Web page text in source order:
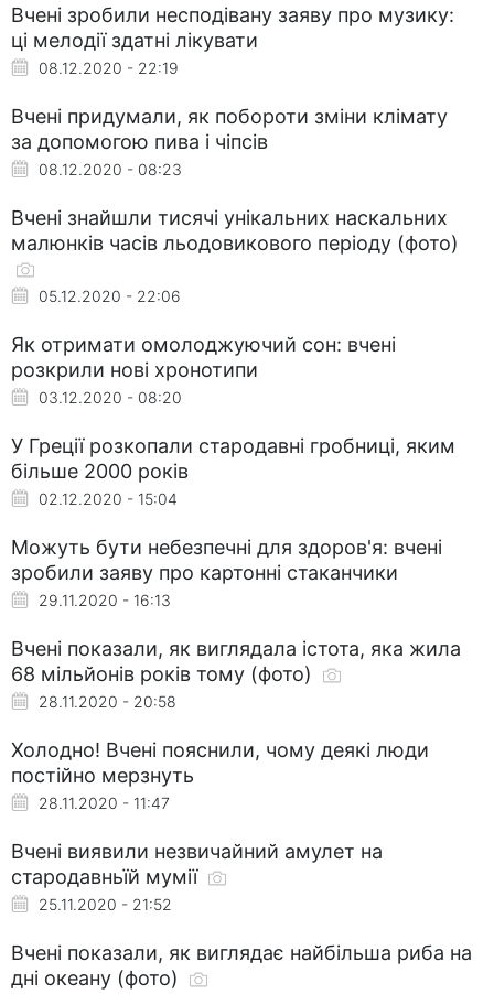
Вчені зробили несподівану заяву про музику:
ці мелодії здатні лікувати
08.12.2020 - 22:19
Вчені придумали, як побороти зміни клімату
за допомогою пива і чіпсів
08.12.2020 - 08:23
Вчені знайшли тисячі унікальних наскальних
малюнків часів льодовикового періоду (фото)
05.12.2020 - 22:06
Як отримати омолоджуючий сон: вчені
розкрили нові хронотипи
03.12.2020 - 08:20
У Греції розкопали стародавні гробниці, яким
більше 2000 років
02.12.2020 - 15:04
Можуть бути небезпечні для здоров'я: вчені
зробили заяву про картонні стаканчики
29.11.2020 - 16:13
Вчені показали, як виглядала істота, яка жила
68 мільйонів років тому (фото)
28.11.2020 - 20:58
Холодно! Вчені пояснили, чому деякі люди
постійно мерзнуть
28.11.2020 - 11:47
Вчені виявили незвичайний амулет на
стародавньїй мумії
25.11.2020 - 21:52
Вчені показали, як виглядає найбільша риба на
дні океану (фото)